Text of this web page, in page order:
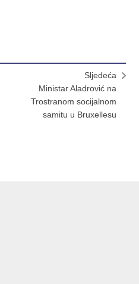
Sljedeća
Ministar Aladrović na
Trostranom socijalnom
samitu u Bruxellesu